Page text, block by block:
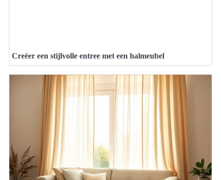
Creëer een stijlvolle entree met een halmeubel